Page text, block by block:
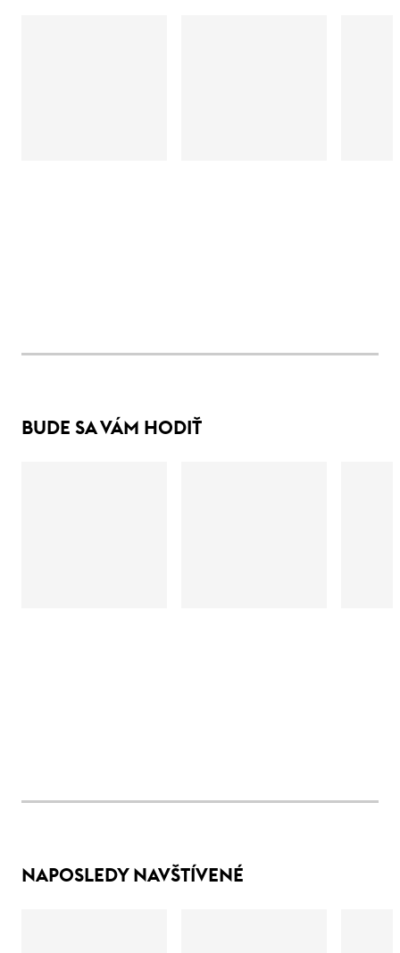
BUDE SA VÁM HODIŤ
NAPOSLEDY NAVŠTÍVENÉ